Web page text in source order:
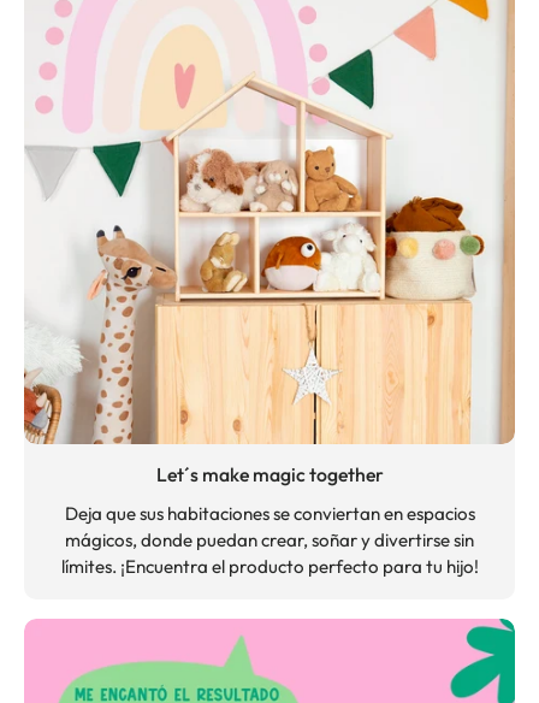
Let´s make magic together
Deja que sus habitaciones se conviertan en espacios
mágicos, donde puedan crear, soñar y divertirse sin
límites. ¡Encuentra el producto perfecto para tu hijo!